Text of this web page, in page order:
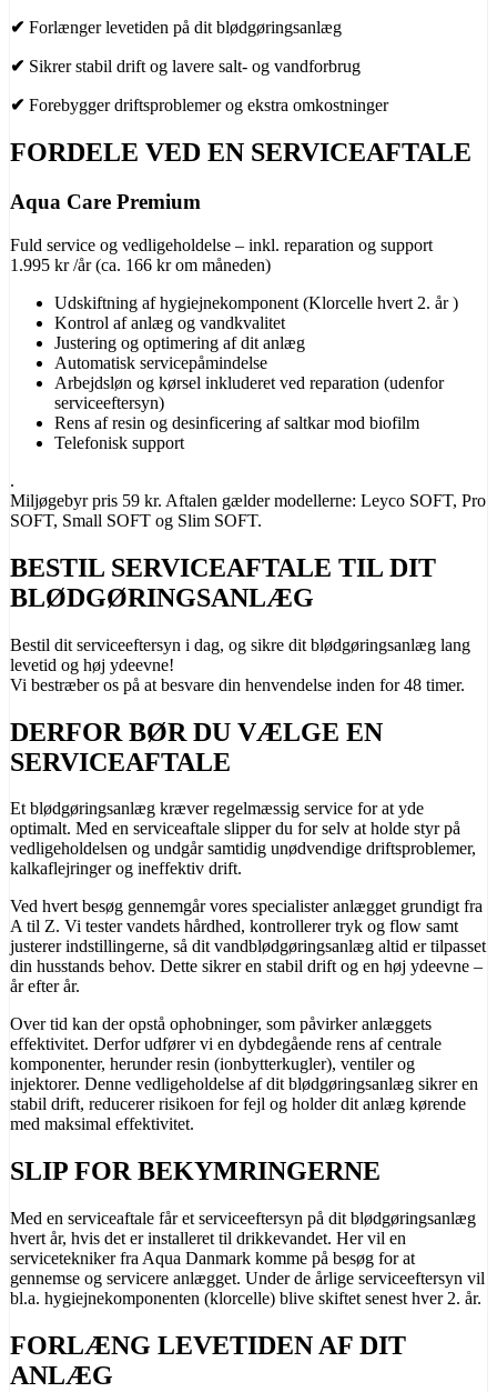
✔︎ Forlænger levetiden på dit blødgøringsanlæg
✔︎ Sikrer stabil drift og lavere salt- og vandforbrug
✔︎ Forebygger driftsproblemer og ekstra omkostninger
FORDELE VED EN SERVICEAFTALE
Aqua Care Premium
Fuld service og vedligeholdelse – inkl. reparation og support
1.995 kr /år(ca. 166 kr om måneden)
Udskiftning af hygiejnekomponent (Klorcelle hvert 2. år )
Kontrol af anlæg og vandkvalitet
Justering og optimering af dit anlæg
Automatisk servicepåmindelse
Arbejdsløn og kørsel inkluderet ved reparation (udenfor
serviceeftersyn)
Rens af resin og desinficering af saltkar mod biofilm
Telefonisk support
.
Miljøgebyr pris 59 kr. Aftalen gælder modellerne: Leyco SOFT, Pro
SOFT, Small SOFT og Slim SOFT.
BESTIL SERVICEAFTALE TIL DIT
BLØDGØRINGSANLÆG
Bestil dit serviceeftersyn i dag, og sikre dit blødgøringsanlæg lang
levetid og høj ydeevne!
Vi bestræber os på at besvare din henvendelse inden for 48 timer.
DERFOR BØR DU VÆLGE EN
SERVICEAFTALE
Et blødgøringsanlæg kræver regelmæssig service for at yde
optimalt. Med en serviceaftale slipper du for selv at holde styr på
vedligeholdelsen og undgår samtidig unødvendige driftsproblemer,
kalkaflejringer og ineffektiv drift.
Ved hvert besøg gennemgår vores specialister anlægget grundigt fra
A til Z. Vi tester vandets hårdhed, kontrollerer tryk og flow samt
justerer indstillingerne, så dit vandblødgøringsanlæg altid er tilpasset
din husstands behov. Dette sikrer en stabil drift og en høj ydeevne –
år efter år.
Over tid kan der opstå ophobninger, som påvirker anlæggets
effektivitet. Derfor udfører vi en dybdegående rens af centrale
komponenter, herunder resin (ionbytterkugler), ventiler og
injektorer. Denne vedligeholdelse af dit blødgøringsanlæg sikrer en
stabil drift, reducerer risikoen for fejl og holder dit anlæg kørende
med maksimal effektivitet.
SLIP FOR BEKYMRINGERNE
Med en serviceaftale får et serviceeftersyn på dit blødgøringsanlæg
hvert år, hvis det er installeret til drikkevandet. Her vil en
servicetekniker fra Aqua Danmark komme på besøg for at
gennemse og servicere anlægget. Under de årlige serviceeftersyn vil
bl.a. hygiejnekomponenten (klorcelle) blive skiftet senest hver 2. år.
FORLÆNG LEVETIDEN AF DIT
ANLÆG